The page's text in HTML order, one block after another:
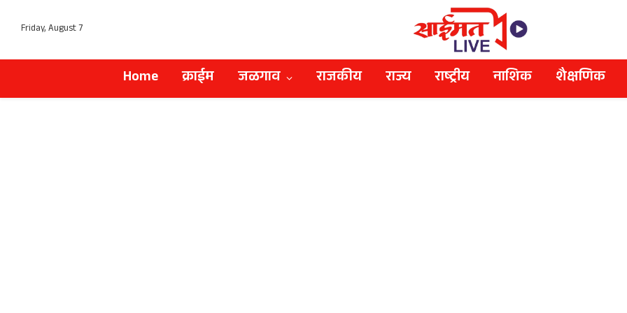
Friday, August 7
Home क्राईम जळगाव राजकीय राज्य राष्ट्रीय नाशिक शैक्षणिक